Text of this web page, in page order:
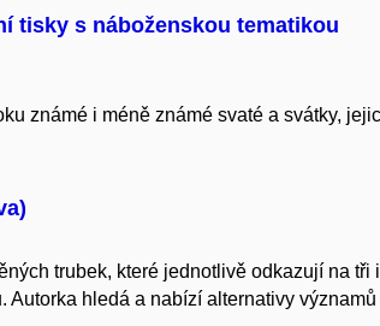
tisky s náboženskou tematikou
známé i méně známé svaté a svátky,
trubek, které jednotlivě odkazují na
hledá a nabízí alternativy